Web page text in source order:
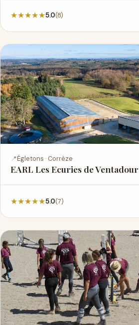
★★★★★5.0(8)
📍Égletons · Corrèze
EARL Les Ecuries de Ventadour
★★★★★5.0(7)